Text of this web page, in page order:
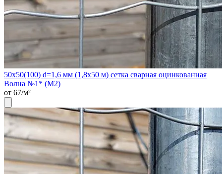
50х50(100) d=1,6 мм (1,8х50 м) сетка сварная оцинкованная
Волна №1* (М2)
от 67/м²